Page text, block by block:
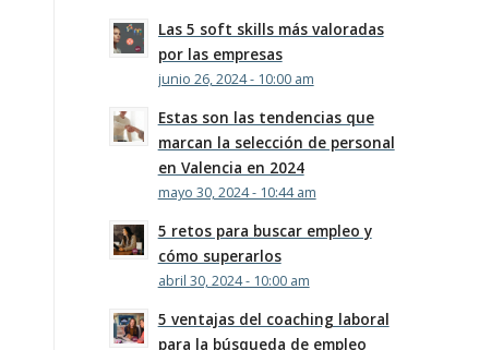
Las 5 soft skills más valoradas
por las empresas
junio 26, 2024 - 10:00 am
Estas son las tendencias que
marcan la selección de personal
en Valencia en 2024
mayo 30, 2024 - 10:44 am
5 retos para buscar empleo y
cómo superarlos
abril 30, 2024 - 10:00 am
5 ventajas del coaching laboral
para la búsqueda de empleo